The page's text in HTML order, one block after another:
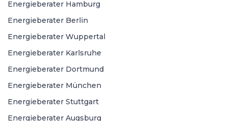
Energieberater Hamburg
Energieberater Berlin
Energieberater Wuppertal
Energieberater Karlsruhe
Energieberater Dortmund
Energieberater München
Energieberater Stuttgart
Energieberater Augsburg